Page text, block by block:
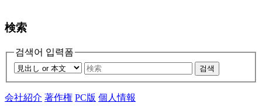
検索
검색어 입력폼
검색
会社紹介 著作権 PC版 個人情報